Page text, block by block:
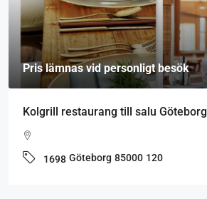
Pris lämnas vid personligt besök
Kolgrill restaurang till salu Göteborg
1698 Göteborg 85000 120